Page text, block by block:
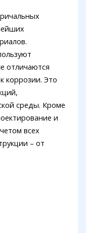
отличаются
коррозии. Это
среды. Кроме
и
всех
– от